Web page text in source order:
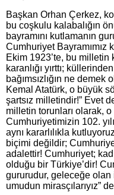
Başkan Orhan Çerkez,
bu coşkulu kalabalığın
bayramını kutlamanın
Cumhuriyet Bayramımız
Ekim 1923’te, bu milletin
karanlığı yırttı;
bağımsızlığın ne
Kemal Atatürk, o büyük
şartsız milletindir!” Evet
milletin torunları olarak,
Cumhuriyetimizin 102.
aynı kararlılıkla
biçimi değildir;
adalettir! Cumhuriyet;
olduğu bir Türkiye’dir!
gururudur, geleceğe olan
umudun mirasçılarıyız”